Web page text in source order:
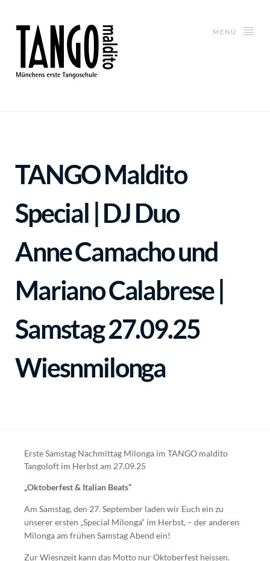
MENÜ
TANGO Maldito
Special | DJ Duo
Anne Camacho und
Mariano Calabrese |
Samstag 27.09.25
Wiesnmilonga
Erste Samstag Nachmittag Milonga im TANGO maldito
Tangoloft im Herbst am 27.09.25
„Oktoberfest & Italian Beats“
Am Samstag, den 27. September laden wir Euch ein zu
unserer ersten „Special Milonga“ im Herbst, – der anderen
Milonga am frühen Samstag Abend ein!
Zur Wiesnzeit kann das Motto nur Oktoberfest heissen.